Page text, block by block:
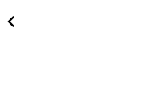
Ứng dụng